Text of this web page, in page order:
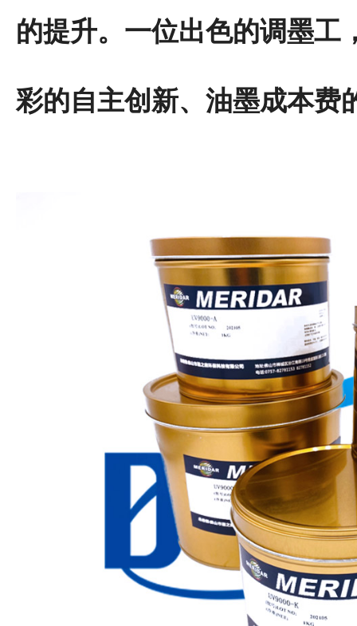
的提升。一位出色的调墨工
彩的自主创新、油墨成本